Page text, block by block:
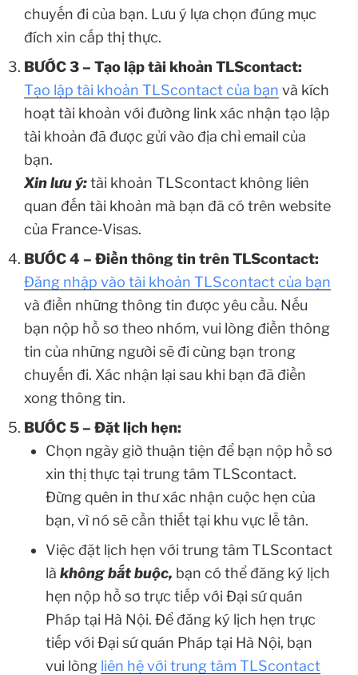
chuyến đi của bạn. Lưu ý lựa chọn đúng mục
đích xin cấp thị thực.
BƯỚC 3 – Tạo lập tài khoản TLScontact:
Tạo lập tài khoản TLScontact của bạn và kích
hoạt tài khoản với đường link xác nhận tạo lập
tài khoản đã được gửi vào địa chỉ email của
bạn.
Xin lưu ý:tài khoản TLScontact không liên
quan đến tài khoản mà bạn đã có trên website
của France-Visas.
BƯỚC 4 – Điền thông tin trên TLScontact:
Đăng nhập vào tài khoản TLScontact của bạn
và điền những thông tin được yêu cầu. Nếu
bạn nộp hồ sơ theo nhóm, vui lòng điền thông
tin của những người sẽ đi cùng bạn trong
chuyến đi. Xác nhận lại sau khi bạn đã điền
xong thông tin.
BƯỚC 5 – Đặt lịch hẹn:
Chọn ngày giờ thuận tiện để bạn nộp hồ sơ
xin thị thực tại trung tâm TLScontact.
Đừng quên in thư xác nhận cuộc hẹn của
bạn, vì nó sẽ cần thiết tại khu vực lễ tân.
Việc đặt lịch hẹn với trung tâm TLScontact
là không bắt buộc, bạn có thể đăng ký lịch
hẹn nộp hồ sơ trực tiếp với Đại sứ quán
Pháp tại Hà Nội. Để đăng ký lịch hẹn trực
tiếp với Đại sứ quán Pháp tại Hà Nội, bạn
vui lòng liên hệ với trung tâm TLScontact